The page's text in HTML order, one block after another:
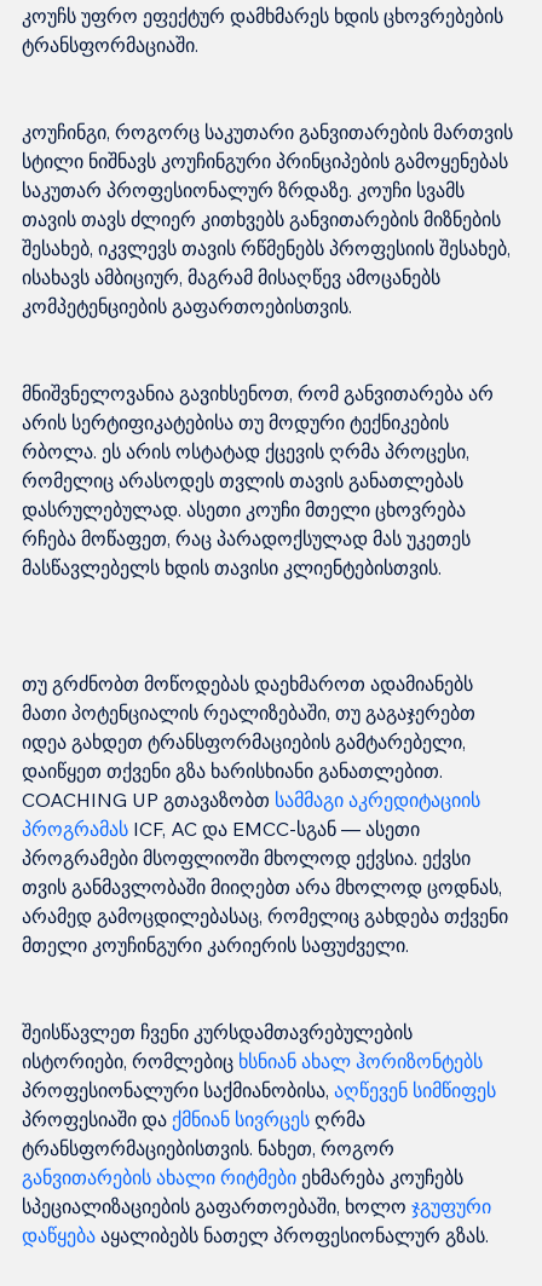
კოუჩს უფრო ეფექტურ დამხმარეს ხდის ცხოვრებების
კოუჩინგი, როგორც საკუთარი განვითარების მართვის
სტილი ნიშნავს კოუჩინგური პრინციპების გამოყენებას
საკუთარ პროფესიონალურ ზრდაზე. კოუჩი სვამს
თავის თავს ძლიერ კითხვებს განვითარების მიზნების
შესახებ, იკვლევს თავის რწმენებს პროფესიის შესახებ,
ისახავს ამბიციურ, მაგრამ მისაღწევ ამოცანებს
მნიშვნელოვანია გავიხსენოთ, რომ განვითარება არ
არის სერტიფიკატებისა თუ მოდური ტექნიკების
რბოლა. ეს არის ოსტატად ქცევის ღრმა პროცესი,
რომელიც არასოდეს თვლის თავის განათლებას
დასრულებულად. ასეთი კოუჩი მთელი ცხოვრება
რჩება მოწაფეთ, რაც პარადოქსულად მას უკეთეს
თუ გრძნობთ მოწოდებას დაეხმაროთ ადამიანებს
მათი პოტენციალის რეალიზებაში, თუ გაგაჯერებთ
იდეა გახდეთ ტრანსფორმაციების გამტარებელი,
დაიწყეთ თქვენი გზა ხარისხიანი განათლებით.
COACHING UP გთავაზობთ სამმაგი აკრედიტაციის
პროგრამას ICF, AC და EMCC-სგან — ასეთი
პროგრამები მსოფლიოში მხოლოდ ექვსია. ექვსი
თვის განმავლობაში მიიღებთ არა მხოლოდ ცოდნას,
არამედ გამოცდილებასაც, რომელიც გახდება თქვენი
შეისწავლეთ ჩვენი კურსდამთავრებულების
ისტორიები, რომლებიც ხსნიან ახალ ჰორიზონტებს
პროფესიონალური საქმიანობისა, აღწევენ სიმწიფეს
პროფესიაში და ქმნიან სივრცეს ღრმა
ტრანსფორმაციებისთვის. ნახეთ, როგორ
განვითარების ახალი რიტმები ეხმარება კოუჩებს
სპეციალიზაციების გაფართოებაში, ხოლო ჯგუფური
დაწყება